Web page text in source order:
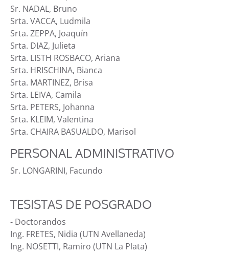
Sr. NADAL, Bruno
Srta. VACCA, Ludmila
Srta. ZEPPA, Joaquín
Srta. DIAZ, Julieta
Srta. LISTH ROSBACO, Ariana
Srta. HRISCHINA, Bianca
Srta. MARTINEZ, Brisa
Srta. LEIVA, Camila
Srta. PETERS, Johanna
Srta. KLEIM, Valentina
Srta. CHAIRA BASUALDO, Marisol
PERSONAL ADMINISTRATIVO
Sr. LONGARINI, Facundo
TESISTAS DE POSGRADO
- Doctorandos
Ing. FRETES, Nidia (UTN Avellaneda)
Ing. NOSETTI, Ramiro (UTN La Plata)